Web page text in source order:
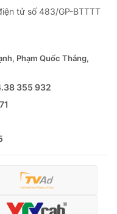
tử số 483/GP-BTTTT
Phạm Quốc Thắng,
355 932